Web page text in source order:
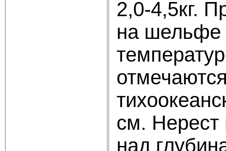
2,0-4,5кг.
на шельфе
см. Нерест
над